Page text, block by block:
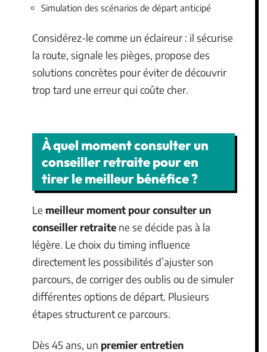
Simulation des scénarios de départ anticipé
Considérez-le comme un éclaireur : il sécurise
la route, signale les pièges, propose des
solutions concrètes pour éviter de découvrir
trop tard une erreur qui coûte cher.
À quel moment consulter un
conseiller retraite pour en
tirer le meilleur bénéfice ?
Le meilleur moment pour consulter un
conseiller retraite ne se décide pas à la
légère. Le choix du timing influence
directement les possibilités d’ajuster son
parcours, de corriger des oublis ou de simuler
différentes options de départ. Plusieurs
étapes structurent ce parcours.
Dès 45 ans, un premier entretien